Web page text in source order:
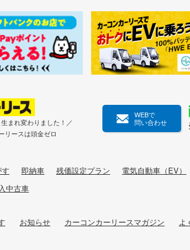
まれ変わりました！／
リースは頭金ゼロ
WEBで
問い合わせ
即納車 残価設定プラン 電気自動車（EV）
中古車
お知らせ カーコンカーリースマガジン よ